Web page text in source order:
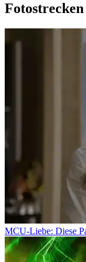
Fotostrecken
MCU-Liebe: Diese